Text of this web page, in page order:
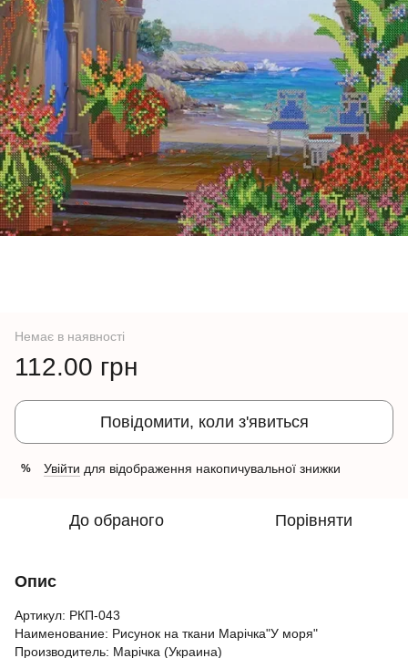
Немає в наявності
112.00 грн
Повідомити, коли з'явиться
% Увійти для відображення накопичувальної знижки
До обраного Порівняти
Опис
Артикул: РКП-043
Наименование: Рисунок на ткани Марічка"У моря"
Производитель: Марічка (Украина)